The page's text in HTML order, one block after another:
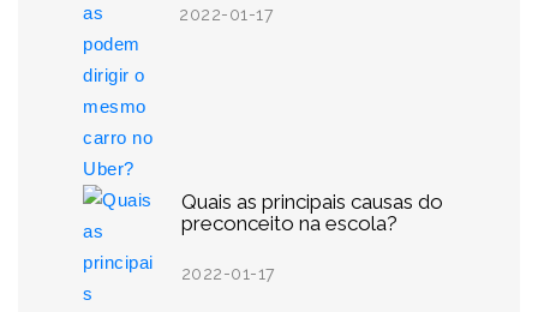
2022-01-17
Quais as principais causas do
preconceito na escola?
2022-01-17